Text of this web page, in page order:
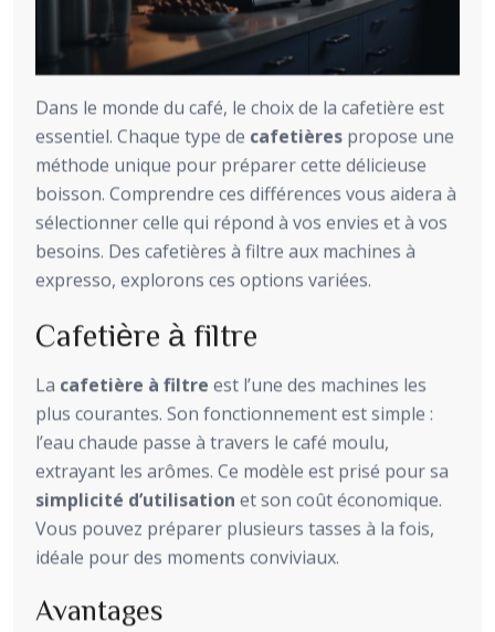
Dans le monde du café, le choix de la cafetière est
essentiel. Chaque type de cafetières propose une
méthode unique pour préparer cette délicieuse
boisson. Comprendre ces différences vous aidera à
sélectionner celle qui répond à vos envies et à vos
besoins. Des cafetières à filtre aux machines à
expresso, explorons ces options variées.
Cafetière à filtre
La cafetière à filtre est l’une des machines les
plus courantes. Son fonctionnement est simple :
l’eau chaude passe à travers le café moulu,
extrayant les arômes. Ce modèle est prisé pour sa
simplicité d’utilisation et son coût économique.
Vous pouvez préparer plusieurs tasses à la fois,
idéale pour des moments conviviaux.
Avantages